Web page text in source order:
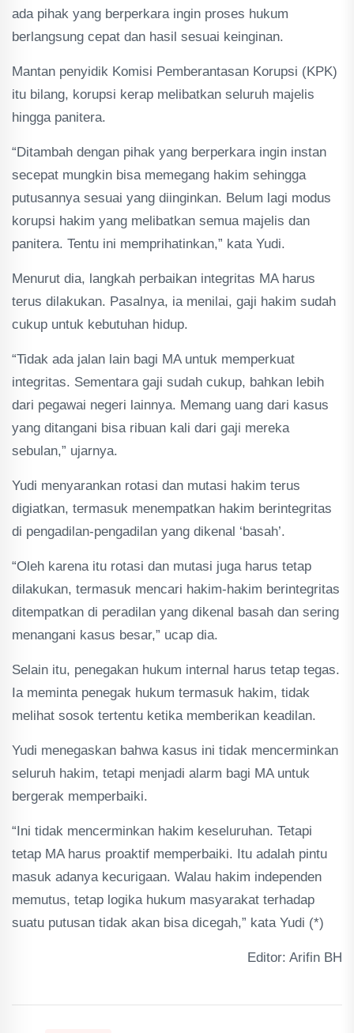
ada pihak yang berperkara ingin proses hukum
berlangsung cepat dan hasil sesuai keinginan.
Mantan penyidik Komisi Pemberantasan Korupsi (KPK)
itu bilang, korupsi kerap melibatkan seluruh majelis
hingga panitera.
“Ditambah dengan pihak yang berperkara ingin instan
secepat mungkin bisa memegang hakim sehingga
putusannya sesuai yang diinginkan. Belum lagi modus
korupsi hakim yang melibatkan semua majelis dan
panitera. Tentu ini memprihatinkan,” kata Yudi.
Menurut dia, langkah perbaikan integritas MA harus
terus dilakukan. Pasalnya, ia menilai, gaji hakim sudah
cukup untuk kebutuhan hidup.
“Tidak ada jalan lain bagi MA untuk memperkuat
integritas. Sementara gaji sudah cukup, bahkan lebih
dari pegawai negeri lainnya. Memang uang dari kasus
yang ditangani bisa ribuan kali dari gaji mereka
sebulan,” ujarnya.
Yudi menyarankan rotasi dan mutasi hakim terus
digiatkan, termasuk menempatkan hakim berintegritas
di pengadilan-pengadilan yang dikenal ‘basah’.
“Oleh karena itu rotasi dan mutasi juga harus tetap
dilakukan, termasuk mencari hakim-hakim berintegritas
ditempatkan di peradilan yang dikenal basah dan sering
menangani kasus besar,” ucap dia.
Selain itu, penegakan hukum internal harus tetap tegas.
Ia meminta penegak hukum termasuk hakim, tidak
melihat sosok tertentu ketika memberikan keadilan.
Yudi menegaskan bahwa kasus ini tidak mencerminkan
seluruh hakim, tetapi menjadi alarm bagi MA untuk
bergerak memperbaiki.
“Ini tidak mencerminkan hakim keseluruhan. Tetapi
tetap MA harus proaktif memperbaiki. Itu adalah pintu
masuk adanya kecurigaan. Walau hakim independen
memutus, tetap logika hukum masyarakat terhadap
suatu putusan tidak akan bisa dicegah,” kata Yudi (*)
Editor: Arifin BH